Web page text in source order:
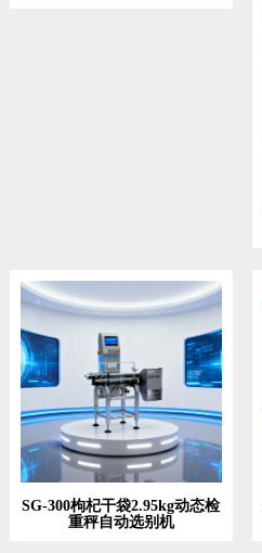
SG-300枸杞干袋2.95kg动态检
重秤自动选别机